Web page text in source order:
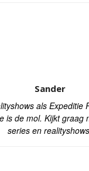
Sander
als Expeditie
is de mol. Kijkt graag
series en